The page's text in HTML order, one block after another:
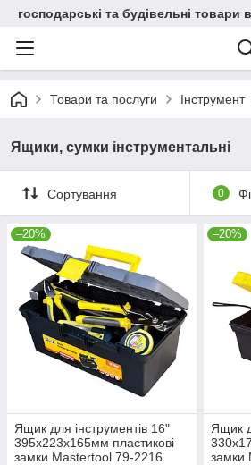
господарські та будівельні
Товари та послуги Інструмент
Ящики, сумки інструментальні
Сортування 0
–20%
Ящик для інструментів 16"
395х223х165мм пластикові
замки Mastertool 79-2216
–20%
Ящик
замки